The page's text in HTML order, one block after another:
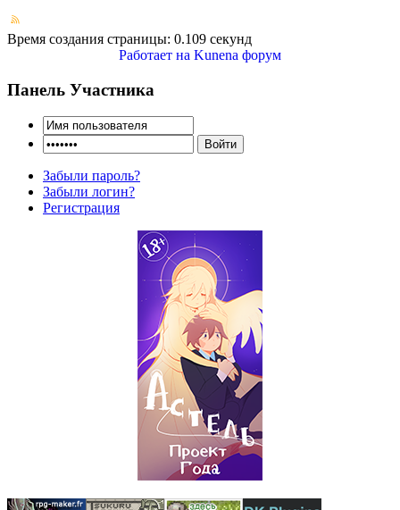
Время создания страницы: 0.109 секунд
Работает на Kunena форум
Панель Участника
Забыли пароль?
Забыли логин?
Регистрация